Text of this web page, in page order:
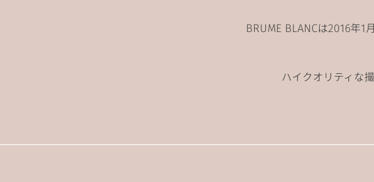
BRUME BLANCは2016年1
ハイクオリティな